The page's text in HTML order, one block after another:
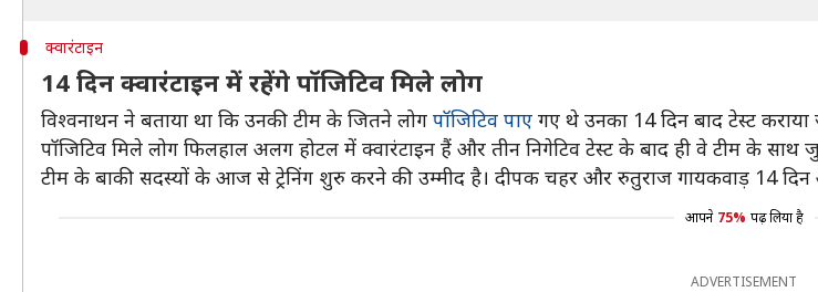
क्वारंटाइन
14 दिन क्वारंटाइन में रहेंगे पॉजिटिव मिले लोग
विश्वनाथन ने बताया था कि उनकी टीम के जितने लोग पॉजिटिव पाए गए थे उनका 14 दिन बाद टेस्ट कराया
पॉजिटिव मिले लोग फिलहाल अलग होटल में क्वारंटाइन हैं और तीन निगेटिव टेस्ट के बाद ही वे टीम के साथ
टीम के बाकी सदस्यों के आज से ट्रेनिंग शुरु करने की उम्मीद है। दीपक चहर और रुतुराज गायकवाड़ 14 दिन
आपने 75% पढ़ लिया है
ADVERTISEMENT